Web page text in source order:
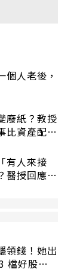
個人老後，
廢紙？教授
比資產配置
有人來接
醫授回應方
領錢！她出
檔好股：